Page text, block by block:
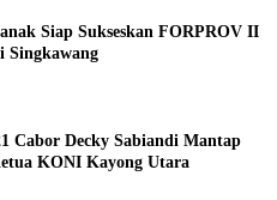
Siap Sukseskan FORPROV II
Singkawang
Cabor Decky Sabiandi Mantap
KONI Kayong Utara